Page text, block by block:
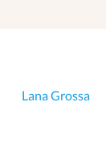
Lana Grossa